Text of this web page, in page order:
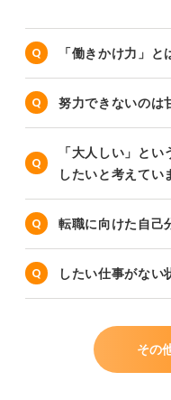
「働きかけ力」
努力できないのは
「大人しい」と
したいと考えてい
転職に向けた自己
したい仕事がない
その